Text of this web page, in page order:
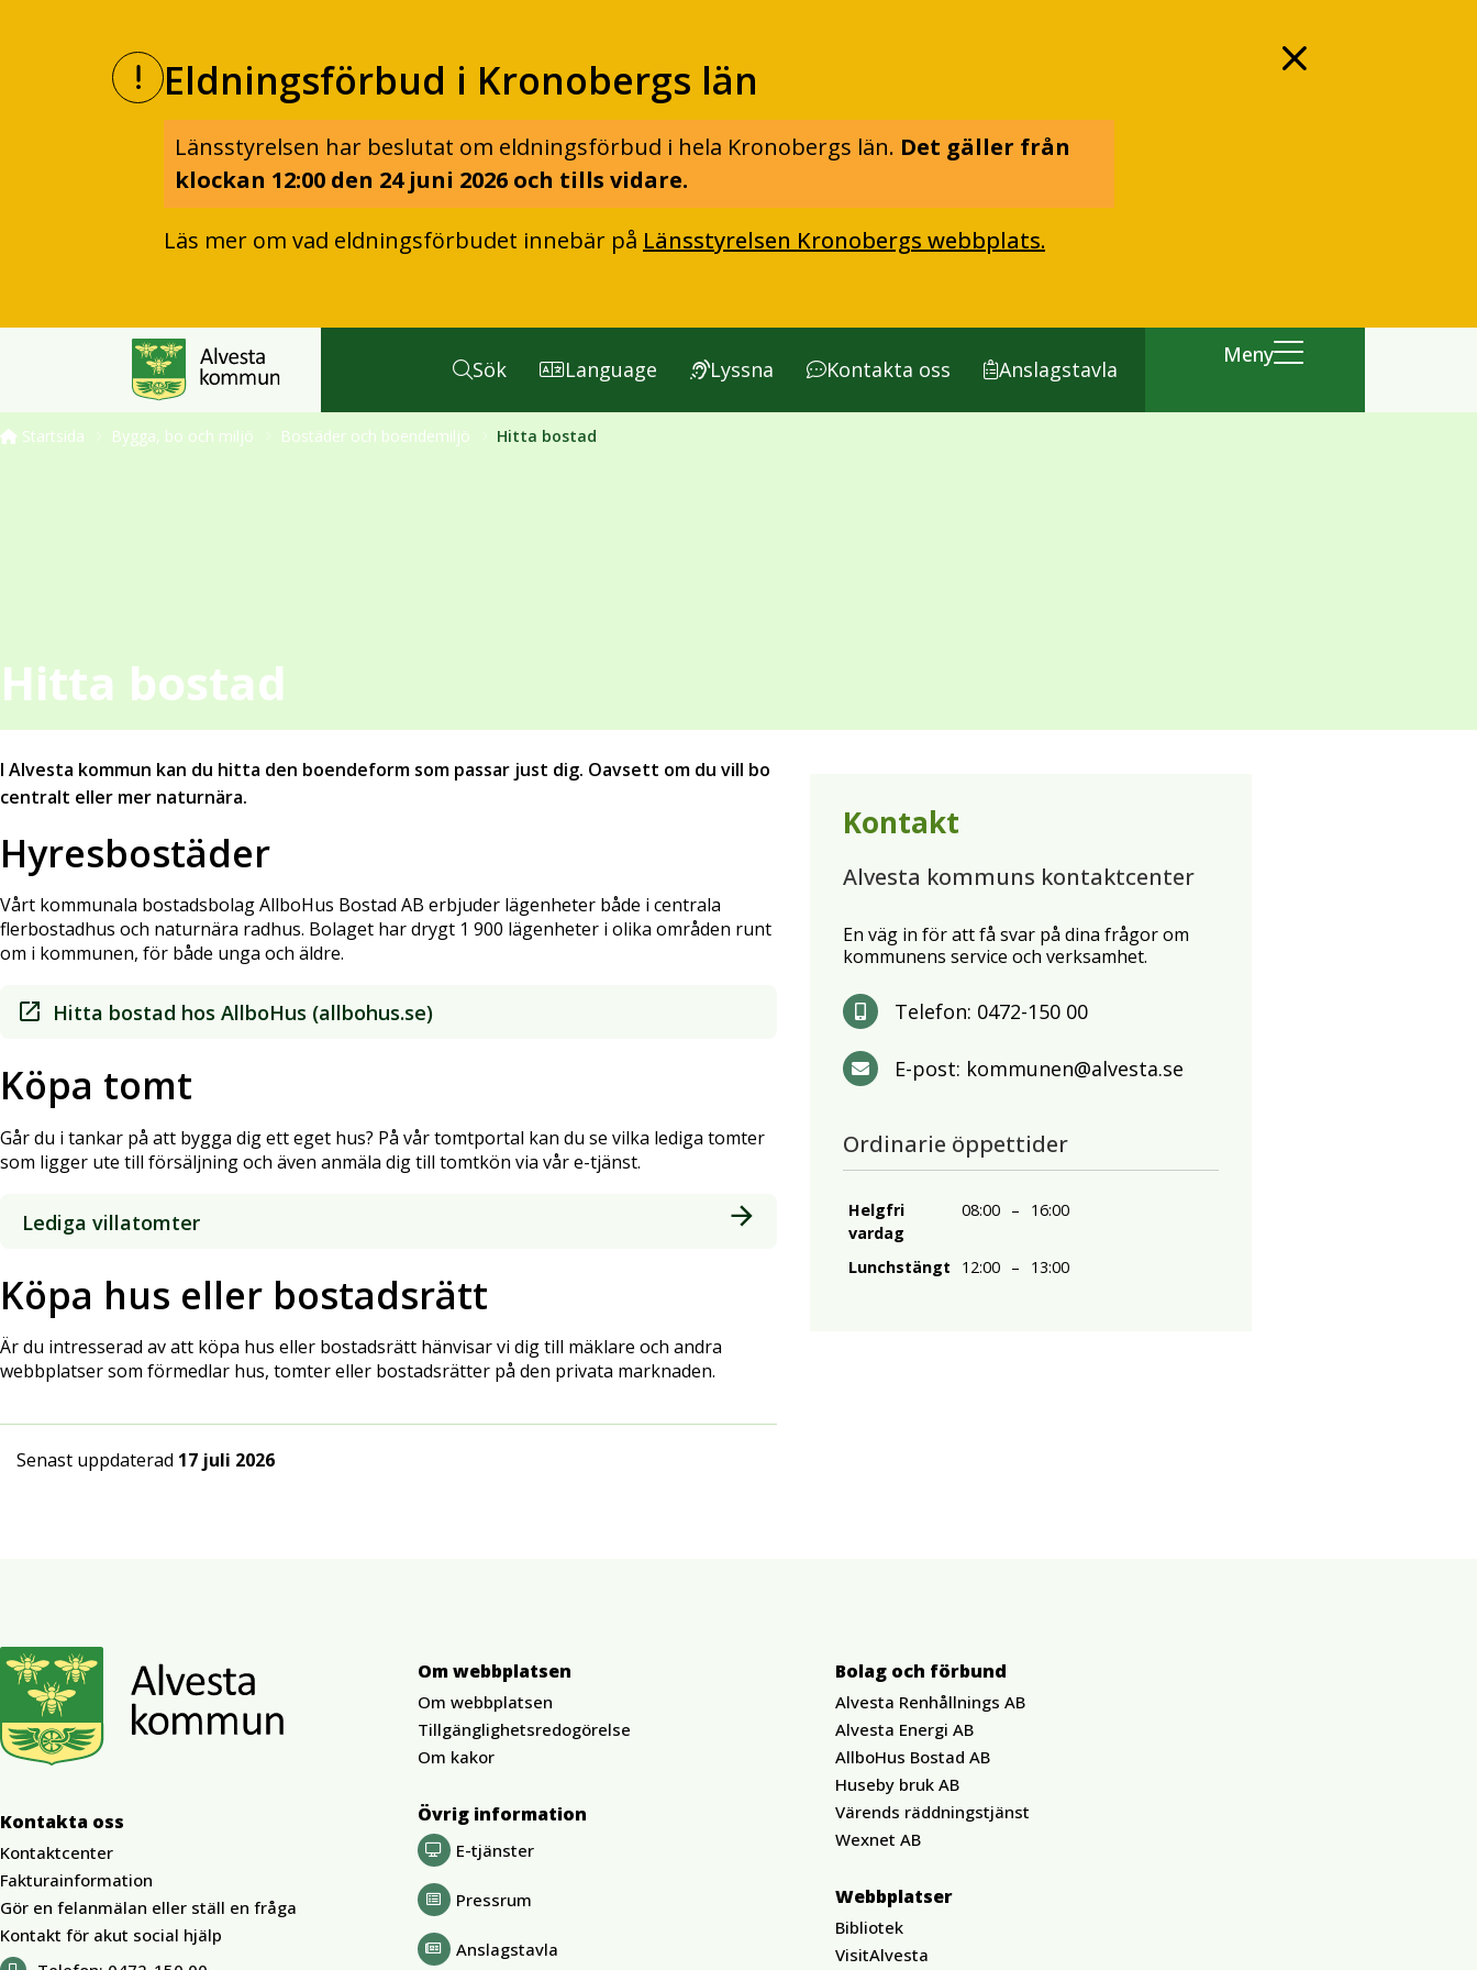
Eldningsförbud i Kronobergs län
Länsstyrelsen har beslutat om eldningsförbud i hela Kronobergs län. Det gäller från
klockan 12:00 den 24 juni 2026 och tills vidare.
Läs mer om vad eldningsförbudet innebär på Länsstyrelsen Kronobergs webbplats.
Sök Language Lyssna Kontakta oss Anslagstavla
Meny
Startsida Bygga, bo och miljö Bostäder och boendemiljö Hitta bostad
Hitta bostad
I Alvesta kommun kan du hitta den boendeform som passar just dig. Oavsett om du vill bo
centralt eller mer naturnära.
Hyresbostäder
Vårt kommunala bostadsbolag AllboHus Bostad AB erbjuder lägenheter både i centrala
flerbostadhus och naturnära radhus. Bolaget har drygt 1 900 lägenheter i olika områden runt
om i kommunen, för både unga och äldre.
Hitta bostad hos AllboHus (allbohus.se)
Köpa tomt
Går du i tankar på att bygga dig ett eget hus? På vår tomtportal kan du se vilka lediga tomter
som ligger ute till försäljning och även anmäla dig till tomtkön via vår e-tjänst.
Lediga villatomter
Köpa hus eller bostadsrätt
Är du intresserad av att köpa hus eller bostadsrätt hänvisar vi dig till mäklare och andra
webbplatser som förmedlar hus, tomter eller bostadsrätter på den privata marknaden.
Senast uppdaterad 17 juli 2026
Kontakt
Alvesta kommuns kontaktcenter
En väg in för att få svar på dina frågor om
kommunens service och verksamhet.
Telefon: 0472-150 00
E-post: kommunen@alvesta.se
Ordinarie öppettider
Helgfri
vardag
08:00 – 16:00
Lunchstängt 12:00 – 13:00
Kontakta oss
Kontaktcenter
Fakturainformation
Gör en felanmälan eller ställ en fråga
Kontakt för akut social hjälp
Om webbplatsen
Om webbplatsen
Tillgänglighetsredogörelse
Om kakor
Övrig information
E-tjänster
Pressrum
Anslagstavla
Bolag och förbund
Alvesta Renhållnings AB
Alvesta Energi AB
AllboHus Bostad AB
Huseby bruk AB
Värends räddningstjänst
Wexnet AB
Webbplatser
Bibliotek
VisitAlvesta